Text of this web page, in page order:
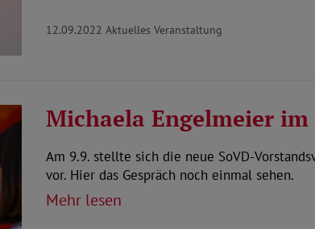
12.09.2022 Aktuelles Veranstaltung
Michaela Engelmeier im
Am 9.9. stellte sich die neue SoVD-
vor. Hier das Gespräch noch einmal sehen.
Mehr lesen